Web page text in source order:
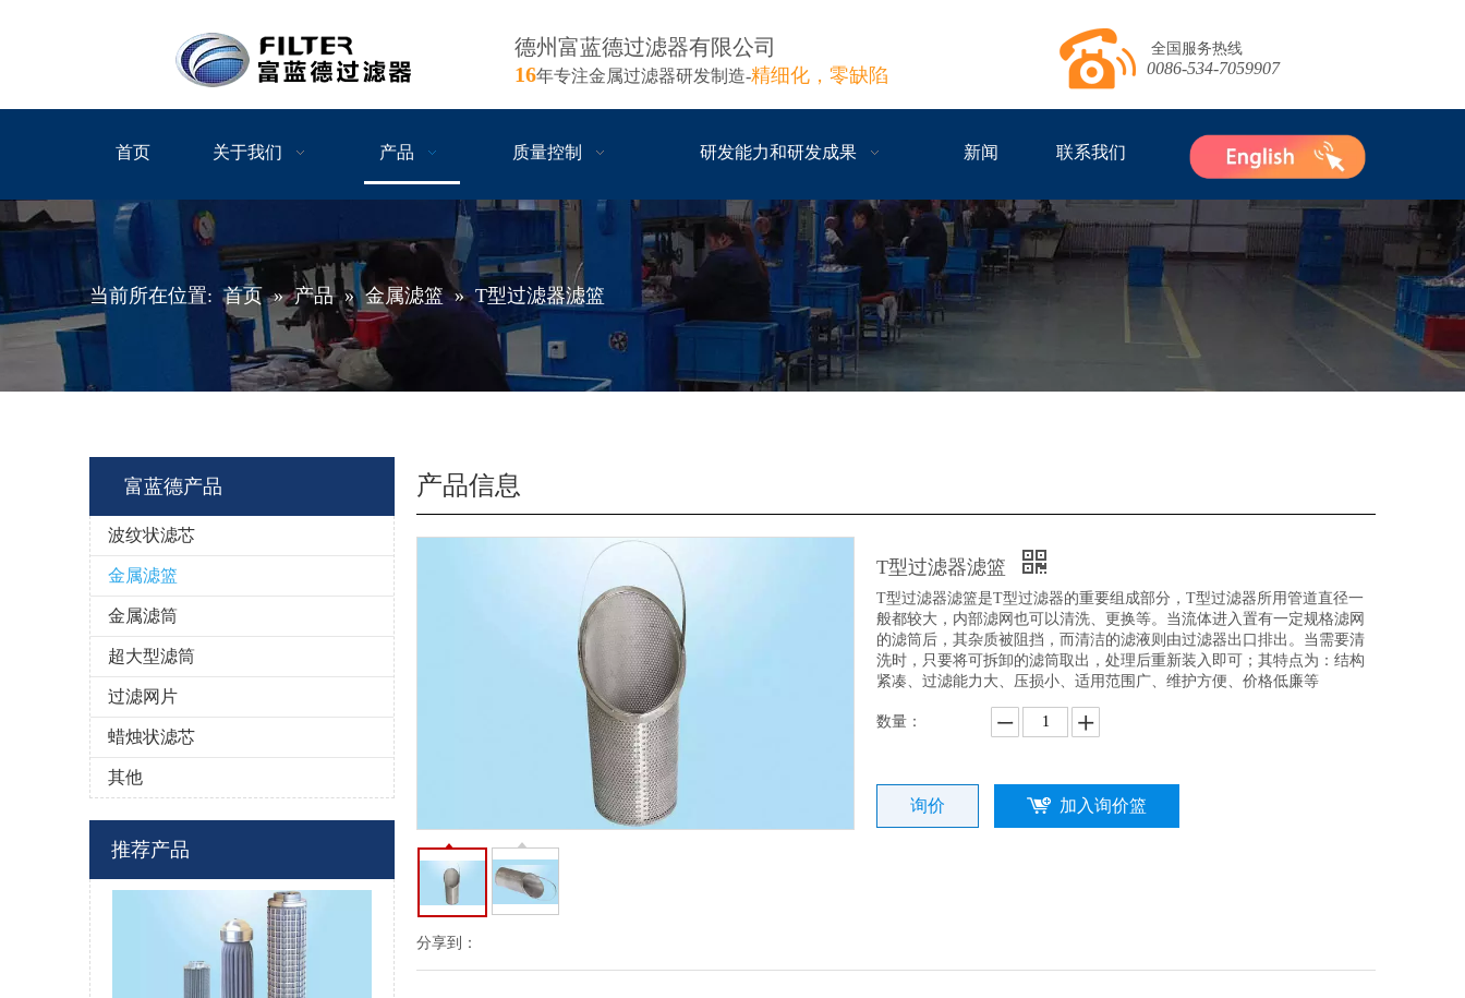
德州富蓝德过滤器有限公司
16年专注金属过滤器研发制造-精细化，零缺陷
全国服务热线
0086-534-7059907
首页 关于我们 产品 质量控制 研发能力和研发成果 新闻 联系我们
当前所在位置: 首页 » 产品 » 金属滤篮 » T型过滤器滤篮
富蓝德产品
波纹状滤芯
金属滤篮
金属滤筒
超大型滤筒
过滤网片
蜡烛状滤芯
其他
推荐产品
产品信息
分享到：
T型过滤器滤篮
T型过滤器滤篮是T型过滤器的重要组成部分，T型过滤器所用管道直径一
般都较大，内部滤网也可以清洗、更换等。当流体进入置有一定规格滤网
的滤筒后，其杂质被阻挡，而清洁的滤液则由过滤器出口排出。当需要清
洗时，只要将可拆卸的滤筒取出，处理后重新装入即可；其特点为：结构
紧凑、过滤能力大、压损小、适用范围广、维护方便、价格低廉等
数量：
询价 加入询价篮